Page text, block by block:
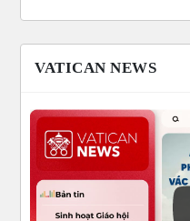
VATICAN NEWS